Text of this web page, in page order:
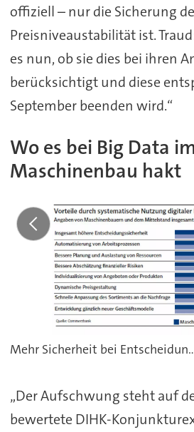
offiziell – nur die Sicherung
Preisniveaustabilität ist.
es nun, ob sie dies bei ihren
berücksichtigt und diese
September beenden wird.“
Wo es bei Big Data
Maschinenbau hakt
Mehr Sicherheit bei Entscheidungen: Die Maschinenbauer in Deutschland erhoffen sich durch die systematische Nutzung digitaler Daten vor allem mehr Sicherheit bei
„Der Aufschwung steht auf
bewertete DIHK-